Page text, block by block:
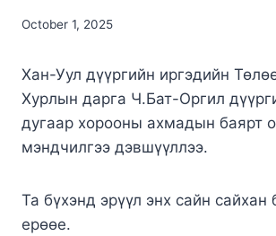
October 1, 2025
Хан-Уул дүүргийн иргэдийн
Хурлын дарга Ч.Бат-Оргил
дугаар хорооны ахмадын баярт
мэндчилгээ дэвшүүллээ.
Та бүхэнд эрүүл энх сайн сайхан
ерөөе.